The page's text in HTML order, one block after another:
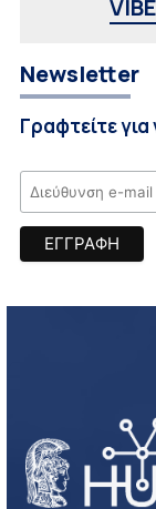
Newsletter
Γραφτείτε